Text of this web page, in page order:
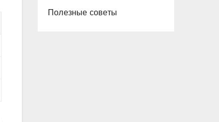
Полезные советы